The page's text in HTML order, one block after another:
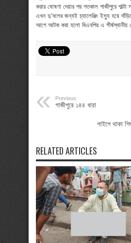
করার ঘোষণা দেয়ার পর গতকাল গাজীপুরে পাল্টা
এখন দু’দলের জন্যই চ্যালেঞ্জিং ইস্যু হয়ে
আগে আটক করা হলো বিএনপির এ শীর্ষস্থানীয়
Previous:
গাজীপুরে ১৪৪ ধারা
পাইপে থাকা
RELATED ARTICLES